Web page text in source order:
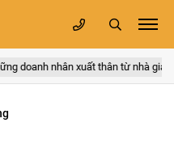
doanh nhân xuất thân từ nhà giáo